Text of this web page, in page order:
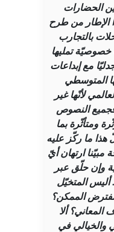
الحضارات
الإطار من طرح
بالتجارب
خصوصيّة تمليها
مع إبداعات
المتوسطي
لأنّها غير
النصوص
ومتأثّرة بما
ما ركّز عليه
مبيّنا ارتهان أيّ
وإن حلّق عبر
أليس المتخيّل
الممكن؟
المعاني؟ ألا
والخيالي في